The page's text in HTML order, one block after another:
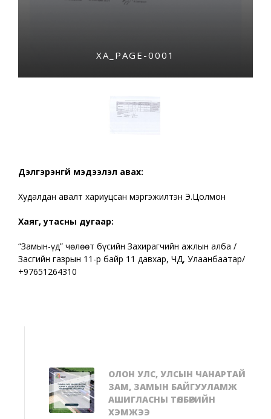
ХА_PAGE-0001
Дэлгэрэнгүй мэдээлэл авах:
Худалдан авалт хариуцсан мэргэжилтэн Э.Цолмон
Хаяг, утасны дугаар:
“Замын-Үүд” чөлөөт бүсийн Захирагчийн ажлын алба /
Засгийн газрын 11-р байр 11 давхар, ЧД, Улаанбаатар/
+97651264310
ОЛОН УЛС, УЛСЫН ЧАНАРТАЙ
ЗАМ, ЗАМЫН БАЙГУУЛАМЖ
АШИГЛАСНЫ ТӨЛБӨРИЙН
ХЭМЖЭЭ